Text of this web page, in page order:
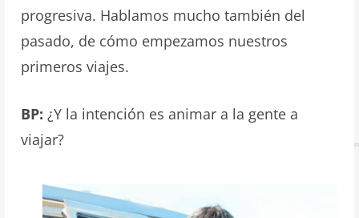
progresiva. Hablamos mucho también del
pasado, de cómo empezamos nuestros
primeros viajes.
BP: ¿Y la intención es animar a la gente a
viajar?